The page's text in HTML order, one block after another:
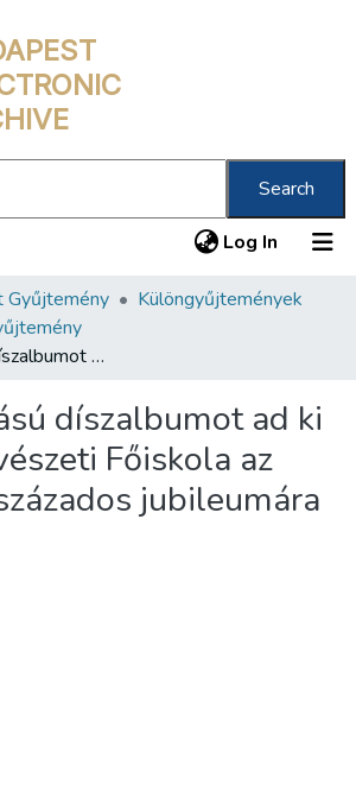
Search
Log In (current)
Gyűjtemény
Különgyűjtemények
Nagyszabású díszalbumot ad ki a Zeneművészeti Főiskola az intézet félszázados jubileumára
díszalbumot ad ki
Főiskola az
jubileumára